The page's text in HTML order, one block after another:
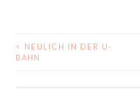
BEITRAGS-
<
NEULICH IN DER U-
BAHN